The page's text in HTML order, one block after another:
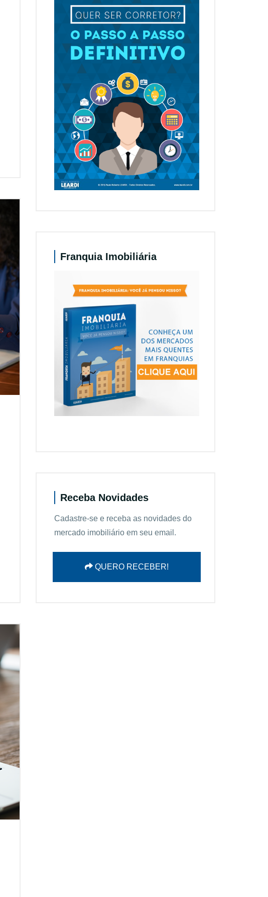
Franquia Imobiliária
Receba Novidades
Cadastre-se e receba as novidades do
mercado imobiliário em seu email.
QUERO RECEBER!